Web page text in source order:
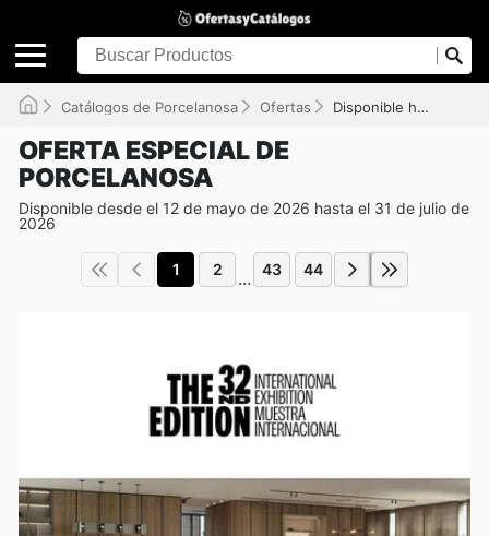
Catálogos de Porcelanosa Ofertas Disponible hasta el 31/07/2026
OFERTA ESPECIAL DE
PORCELANOSA
Disponible desde el 12 de mayo de 2026 hasta el 31 de julio de
2026
1 2 ... 43 44